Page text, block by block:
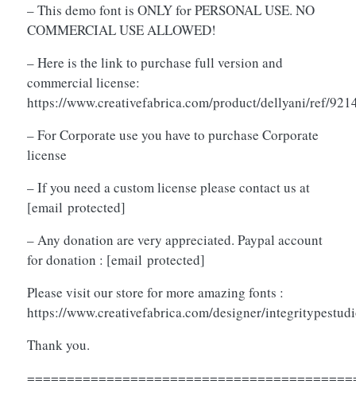
– This demo font is ONLY for PERSONAL USE. NO
COMMERCIAL USE ALLOWED!
– Here is the link to purchase full version and
commercial license:
https://www.creativefabrica.com/product/dellyani/ref/
– For Corporate use you have to purchase Corporate
license
– If you need a custom license please contact us at
[email protected]
– Any donation are very appreciated. Paypal account
for donation : [email protected]
Please visit our store for more amazing fonts :
https://www.creativefabrica.com/designer/
Thank you.